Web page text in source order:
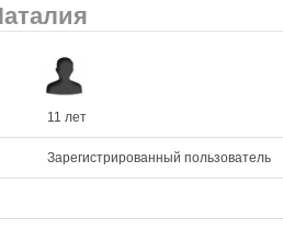
11 лет
Зарегистрированный пользователь